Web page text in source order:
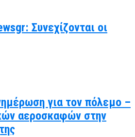
Συνεχίζονται οι
για τον πόλεμο –
αεροσκαφών στην